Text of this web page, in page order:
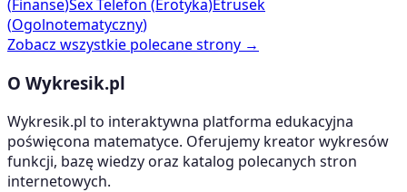
(Finanse)Sex Telefon (Erotyka)Etrusek
(Ogolnotematyczny)
Zobacz wszystkie polecane strony →
O Wykresik.pl
Wykresik.pl to interaktywna platforma edukacyjna
poświęcona matematyce. Oferujemy kreator wykresów
funkcji, bazę wiedzy oraz katalog polecanych stron
internetowych.